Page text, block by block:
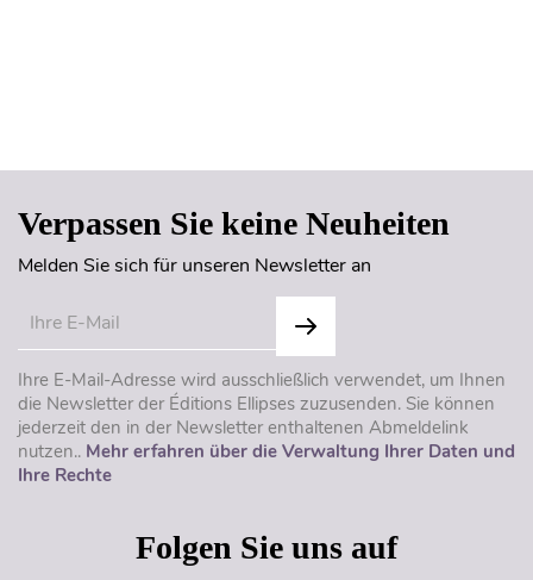
Verpassen Sie keine Neuheiten
Melden Sie sich für unseren Newsletter an
Ihre E-Mail-Adresse wird ausschließlich verwendet, um Ihnen
die Newsletter der Éditions Ellipses zuzusenden. Sie können
jederzeit den in der Newsletter enthaltenen Abmeldelink
nutzen.. Mehr erfahren über die Verwaltung Ihrer Daten und
Ihre Rechte
Folgen Sie uns auf